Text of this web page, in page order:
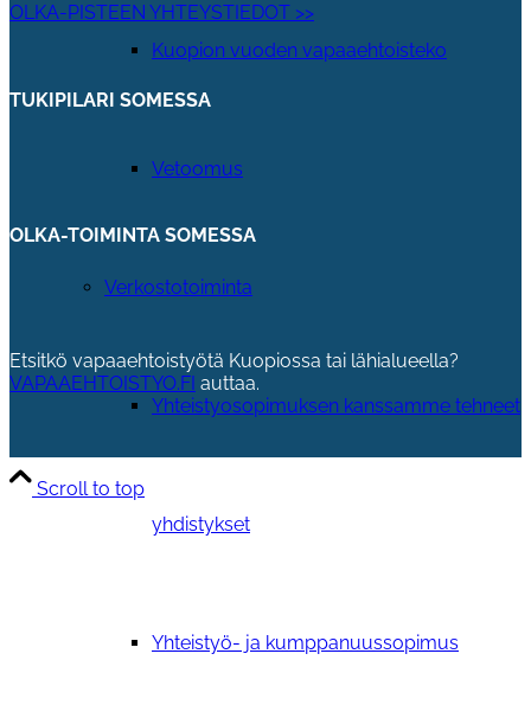
Kuopion vuoden vapaaehtoisteko
Vetoomus
Verkostotoiminta
Yhteistyosopimuksen kanssamme tehneet
yhdistykset
Yhteistyö- ja kumppanuussopimus
OLKA-PISTEEN YHTEYSTIEDOT >>
TUKIPILARI SOMESSA
OLKA-TOIMINTA SOMESSA
Etsitkö vapaaehtoistyötä Kuopiossa tai lähialueella?
VAPAAEHTOISTYO.FI auttaa.
Scroll to top